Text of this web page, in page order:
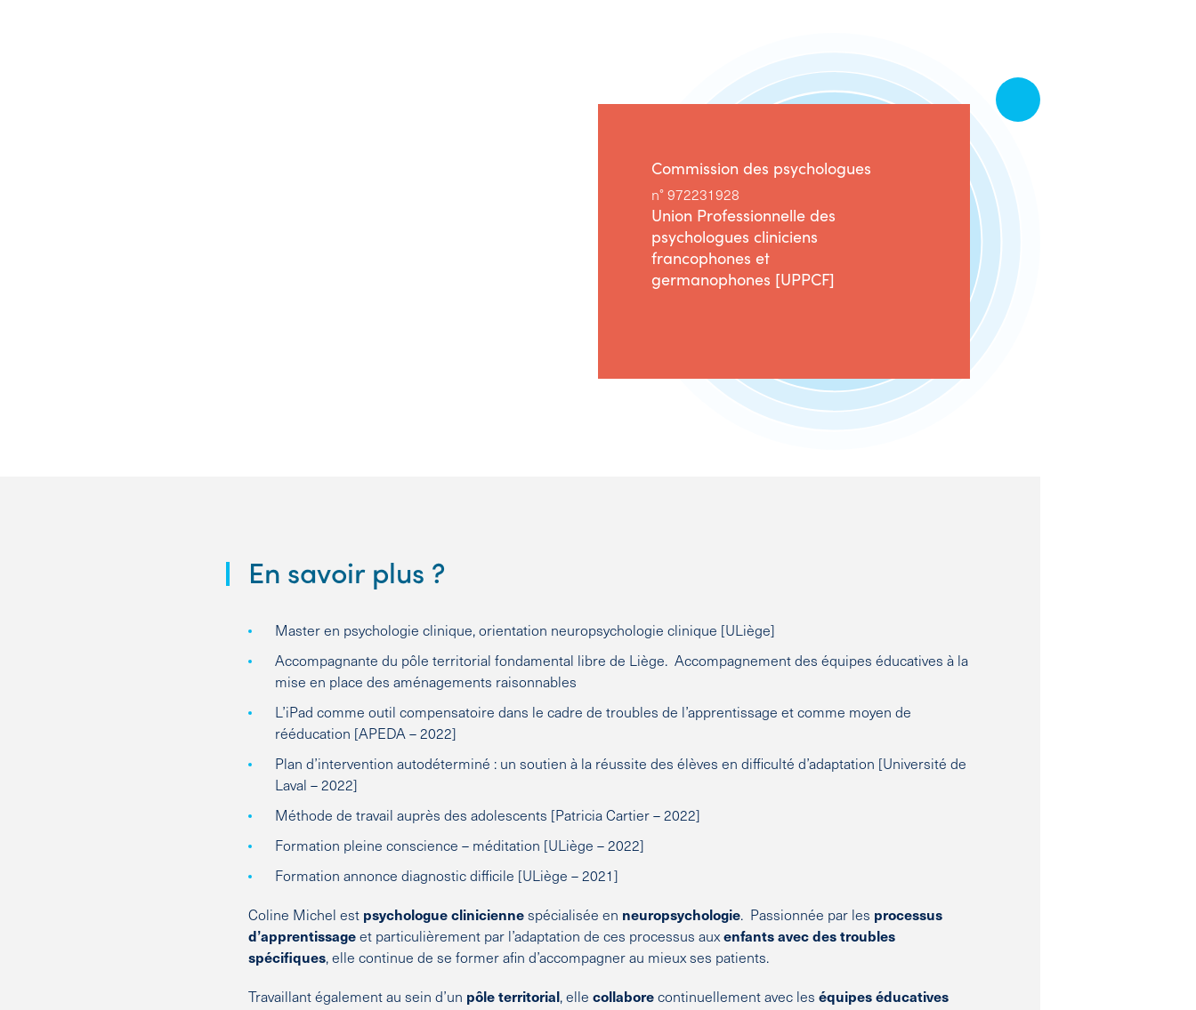
Commission des psychologues
n° 972231928
Union Professionnelle des
psychologues cliniciens
francophones et
germanophones [UPPCF]
En savoir plus ?
Master en psychologie clinique, orientation neuropsychologie clinique [ULiège]
Accompagnante du pôle territorial fondamental libre de Liège. Accompagnement des équipes éducatives à la
mise en place des aménagements raisonnables
L’iPad comme outil compensatoire dans le cadre de troubles de l’apprentissage et comme moyen de
rééducation [APEDA – 2022]
Plan d’intervention autodéterminé : un soutien à la réussite des élèves en difficulté d’adaptation [Université de
Laval – 2022]
Méthode de travail auprès des adolescents [Patricia Cartier – 2022]
Formation pleine conscience – méditation [ULiège – 2022]
Formation annonce diagnostic difficile [ULiège – 2021]
Coline Michel est psychologue cliniciennespécialisée en neuropsychologie. Passionnée par les processus
d’apprentissageet particulièrement par l’adaptation de ces processus auxenfants avec des troubles
spécifiques, elle continue de se former afin d’accompagner au mieux ses patients.
Travaillant également au sein d’un pôle territorial, ellecollaborecontinuellement avec leséquipes éducatives